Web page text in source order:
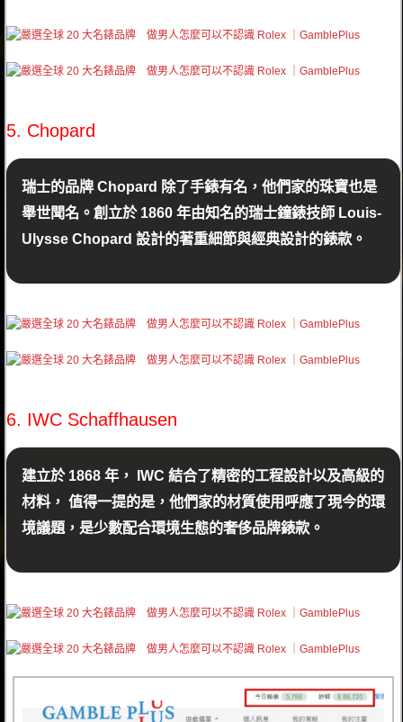
5. Chopard
瑞士的品牌 Chopard 除了手錶有名，他們家的珠寶也是
舉世聞名。創立於 1860 年由知名的瑞士鐘錶技師 Louis-
Ulysse Chopard 設計的著重細節與經典設計的錶款。
6. IWC Schaffhausen
建立於 1868 年， IWC 結合了精密的工程設計以及高級的
材料， 值得一提的是，他們家的材質使用呼應了現今的環
境議題，是少數配合環境生態的奢侈品牌錶款。